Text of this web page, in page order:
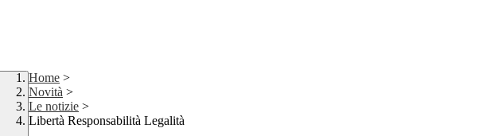
Home >
Novità >
Le notizie >
Libertà Responsabilità Legalità